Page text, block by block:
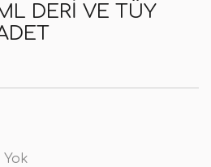
DERI VE TÜY